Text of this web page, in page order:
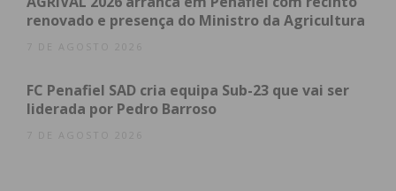
renovado e presença do Ministro da Agricultura
7 DE AGOSTO 2026
FC Penafiel SAD cria equipa Sub-23 que vai ser
liderada por Pedro Barroso
7 DE AGOSTO 2026